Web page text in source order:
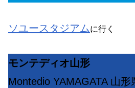
ソユースタジアムに行く
モンテディオ山形
Montedio YAMAGATA 山形